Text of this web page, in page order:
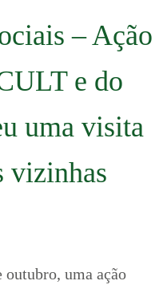
– Ação
e do
uma visita
vizinhas
uma ação